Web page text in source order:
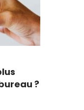
?